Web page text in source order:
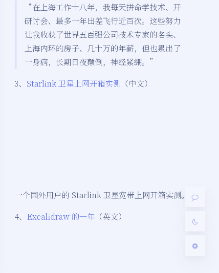
“在上海工作十八年，我每天拼命学技术、开
研讨会、最多一年出差飞行近百次。这些努力
让我收获了世界五百强公司技术专家的名头、
上海内环的房子、几十万的年薪，但也累出了
一身病，长期日夜颠倒，神经紧绷。”
3、 Starlink 卫星上网开箱实测 （中文）
一个国外用户的 Starlink 卫星宽带上网开箱实测。
4、 Excalidraw 的一年 （英文）